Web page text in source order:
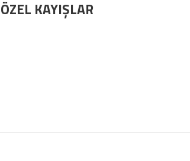
ÖZEL KAYIŞLAR